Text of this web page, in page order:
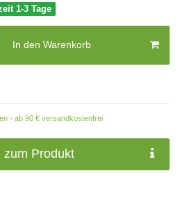
1-3 Tage
In den Warenkorb
- ab 90 € versandkostenfrei
zum Produkt